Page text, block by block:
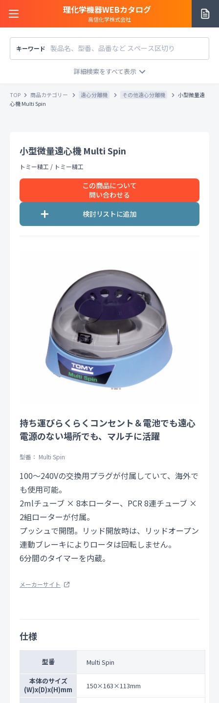
理化学機器WEBカタログ
高信化学株式会社
サイトご利用方法
お知らせ一覧
お問い合わせ
キーワード
メーカー/販売元
税込 税抜 価格「お問い合わせ」を除外
条件をクリア 検索
TOP 商品カテゴリー 遠心分離機 その他遠心分離機
小型微量遠
心機 Multi Spin
小型微量遠心機 Multi Spin
トミー精工 / トミー精工
この商品について
問い合わせる
持ち運びらくらくコンセント＆電池でも遠心
電源のない場所でも、マルチに活躍
型番： Multi Spin
100～240Vの交換用プラグが付属していて、海外で
も使用可能。
2mlチューブ × 8本ローター、PCR 8連チューブ ×
2組ローターが付属。
プッシュで開閉。リッド開放時は、リッドオープン
連動ブレーキによりロータは回転しません。
6分間のタイマーを内蔵。
メーカーサイト
仕様
型番
Multi Spin
本体のサイズ
(W)x(D)x(H)mm
150×163×113mm